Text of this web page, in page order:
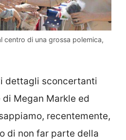
centro di una grossa polemica,
dettagli sconcertanti
Megan Markle ed
recentemente,
di non far parte della